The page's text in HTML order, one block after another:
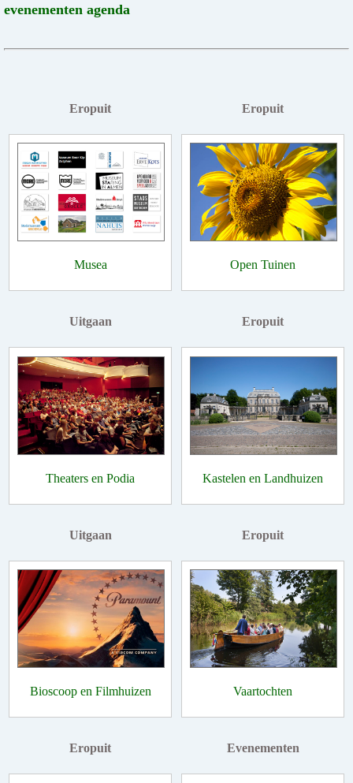
evenementen agenda
Eropuit
Musea
Eropuit
Open Tuinen
Uitgaan
Theaters en Podia
Eropuit
Kastelen en Landhuizen
Uitgaan
Bioscoop en Filmhuizen
Eropuit
Vaartochten
Eropuit Evenementen